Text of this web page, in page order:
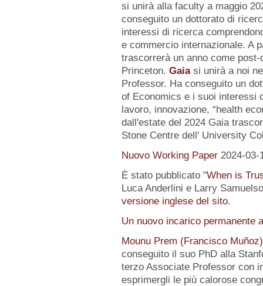
si unirà alla faculty a maggio
conseguito un dottorato di
interessi di ricerca
e commercio internazionale. A
trascorrerà un anno come
Princeton. Gaiasi unirà a noi
Professor. Ha conseguito un
of Economics e i suoi interessi
lavoro, innovazione, “health
dall'estate del 2024 Gaia
Stone Centre dell' University
Nuovo Working Paper 2024-03-
È stato pubblicato "When is
Luca Anderlini e Larry
versione inglese del sito.
Un nuovo incarico permanente
Mounu Prem (Francisco Muñoz)
conseguito il suo PhD alla
terzo Associate Professor con
esprimergli le più calorose